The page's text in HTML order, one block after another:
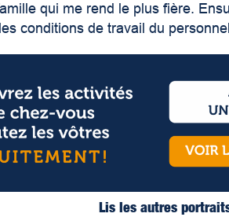
qui me rend le plus fière.
conditions de travail du
Lis les autres